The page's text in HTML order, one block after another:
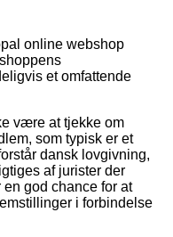
online webshop
et omfattende
være at tjekke om
som typisk er et
dansk lovgivning,
af jurister der
god chance for at
i forbindelse